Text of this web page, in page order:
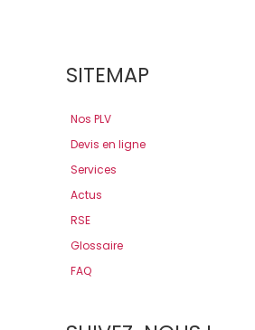
SITEMAP
Nos PLV
Devis en ligne
Services
Actus
RSE
Glossaire
FAQ